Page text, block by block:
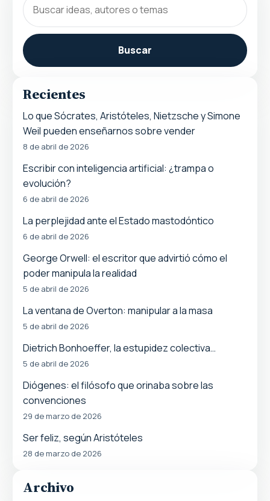
Buscar
Recientes
Lo que Sócrates, Aristóteles, Nietzsche y Simone
Weil pueden enseñarnos sobre vender
8 de abril de 2026
Escribir con inteligencia artificial: ¿trampa o
evolución?
6 de abril de 2026
La perplejidad ante el Estado mastodóntico
6 de abril de 2026
George Orwell: el escritor que advirtió cómo el
poder manipula la realidad
5 de abril de 2026
La ventana de Overton: manipular a la masa
5 de abril de 2026
Dietrich Bonhoeffer, la estupidez colectiva…
5 de abril de 2026
Diógenes: el filósofo que orinaba sobre las
convenciones
29 de marzo de 2026
Ser feliz, según Aristóteles
28 de marzo de 2026
Archivo